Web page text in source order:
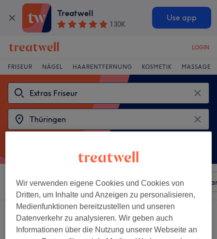
Treatwell
130K
Use app
LOGIN
FRISEUR NÄGEL HAARENTFERNUNG KOSMETIK MASSAGE
Sortieren nach Beliebiger Preis Besonderheiten
2 Salons die anbieten: extras friseur in Thüringen
Wir verwenden eigene Cookies und Cookies von
Dritten, um Inhalte und Anzeigen zu personalisieren,
Medienfunktionen bereitzustellen und unseren
Datenverkehr zu analysieren. Wir geben auch
Informationen über die Nutzung unserer Webseite an